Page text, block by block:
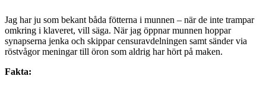
Jag har ju som bekant båda fötterna i munnen – när de inte trampar
omkring i klaveret, vill säga. När jag öppnar munnen hoppar
synapserna jenka och skippar censuravdelningen samt sänder via
röstvågor meningar till öron som aldrig har hört på maken.
Fakta: